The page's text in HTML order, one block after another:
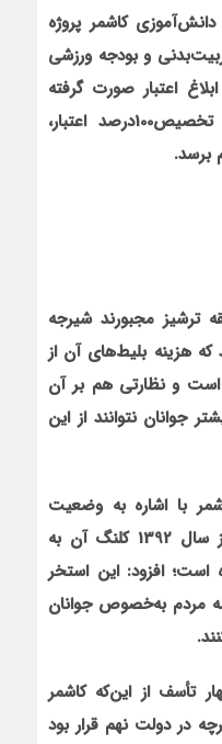
کاشمر پروژه
و بودجه ورزشی
ابلاغ اعتبار صورت گرفته
است؛ اذعان کرد: امیدواریم با تخصیص100درصد اعتبار،
برسد.
ترشیز مجبورند شیرجه
که هزینه بلیط‌های آن از
است و نظارتی هم بر آن
نتوانند از این
با اشاره به وضعیت
استخر زیرمجموعه این نهاد که از سال 1392 کلنگ آن به
است؛ افزود: این استخر
به‌خصوص جوانان
تأسف از این‌که کاشمر
در دولت نهم قرار بود